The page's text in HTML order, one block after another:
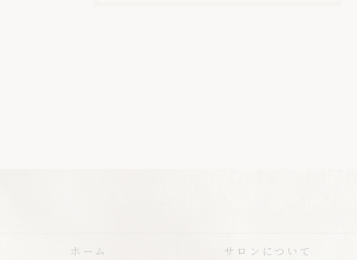
ホーム サロンについて